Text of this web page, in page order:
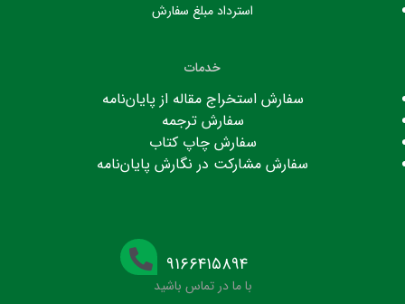
استرداد مبلغ سفارش
خدمات
سفارش استخراج مقاله از پایان‌نامه
سفارش ترجمه
سفارش چاپ کتاب
سفارش مشارکت در نگارش پایان‌نامه
۹۱۶۶۴۱۵۸۹۴
با ما در تماس باشید